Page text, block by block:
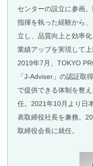
センターの設立に参画
指揮を執った経験から
立し、品質向上と効率
業績アップを実現して
2019年7月、TOKYO
「J-Adviser」の認証取
で提供できる体制を整
任。2021年10月より日
表取締役社長を兼務。
取締役会長に就任。